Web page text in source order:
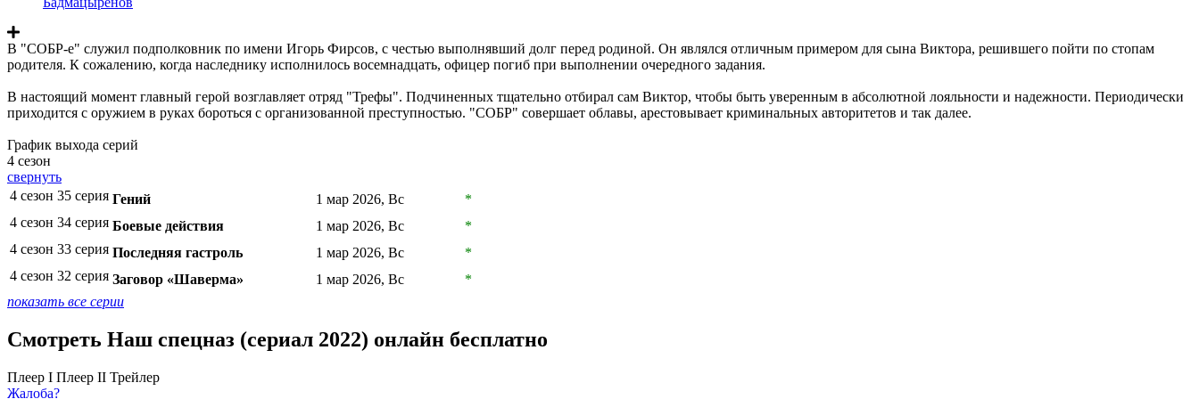
В "СОБР-е" служил подполковник по имени Игорь Фирсов, с честью выполнявший долг перед родиной. Он являлся отличным примером для сына Виктора, решившего пойти по стопам
родителя. К сожалению, когда наследнику исполнилось восемнадцать, офицер погиб при выполнении очередного задания.
В настоящий момент главный герой возглавляет отряд "Трефы". Подчиненных тщательно отбирал сам Виктор, чтобы быть уверенным в абсолютной лояльности и надежности. Периодически
приходится с оружием в руках бороться с организованной преступностью. "СОБР" совершает облавы, арестовывает криминальных авторитетов и так далее.
График выхода серий
4 сезон
свернуть
4 сезон 35 серия Гений 1 мар 2026, Вс
*
4 сезон 34 серия Боевые действия 1 мар 2026, Вс
*
4 сезон 33 серия Последняя гастроль 1 мар 2026, Вс
*
4 сезон 32 серия Заговор «Шаверма» 1 мар 2026, Вс
*
показать все серии
Смотреть Наш спецназ (сериал 2022) онлайн бесплатно
Плеер I Плеер II Трейлер
Жалоба?